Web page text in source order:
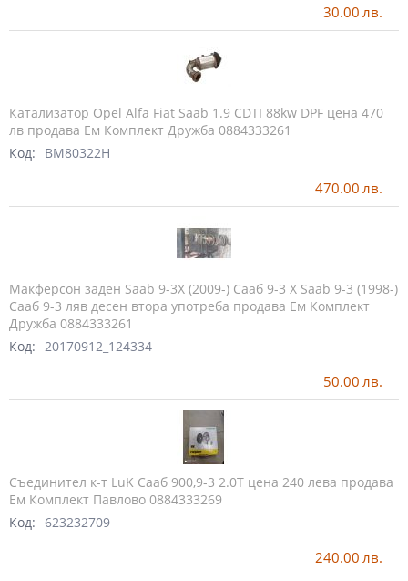
30.00 лв.
Катализатор Opel Alfa Fiat Saab 1.9 CDTI 88kw DPF цена 470
лв продава Ем Комплект Дружба 0884333261
Код:
BM80322H
470.00 лв.
Макферсон заден Saab 9-3X (2009-) Сааб 9-3 X Saab 9-3 (1998-)
Сааб 9-3 ляв десен втора употреба продава Ем Комплект
Дружба 0884333261
Код:
20170912_124334
50.00 лв.
Съединител к-т LuK Сааб 900,9-3 2.0Т цена 240 лева продава
Ем Комплект Павлово 0884333269
Код: 623232709
240.00 лв.